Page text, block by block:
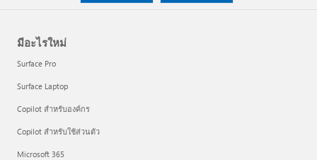
มีอะไรใหม่
Surface Pro
Surface Laptop
Copilot สำหรับองค์กร
Copilot สำหรับใช้ส่วนตัว
Microsoft 365